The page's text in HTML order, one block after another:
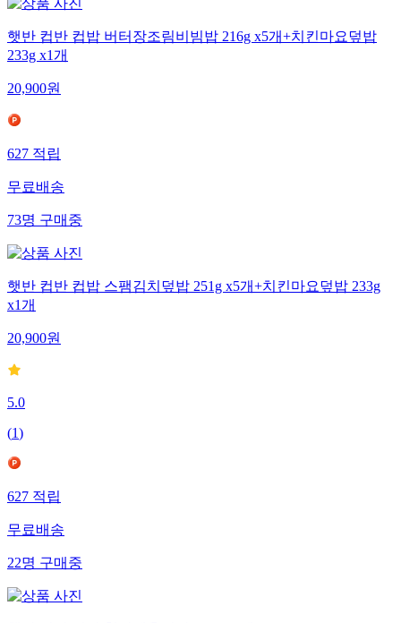
햇반 컵반 컵밥 버터장조림비빔밥 216g x5개+치킨마요덮밥
233g x1개
20,900원
627적립
무료배송
73명구매중
햇반 컵반 컵밥 스팸김치덮밥 251g x5개+치킨마요덮밥 233g
x1개
20,900원
5.0
(1)
627적립
무료배송
22명구매중